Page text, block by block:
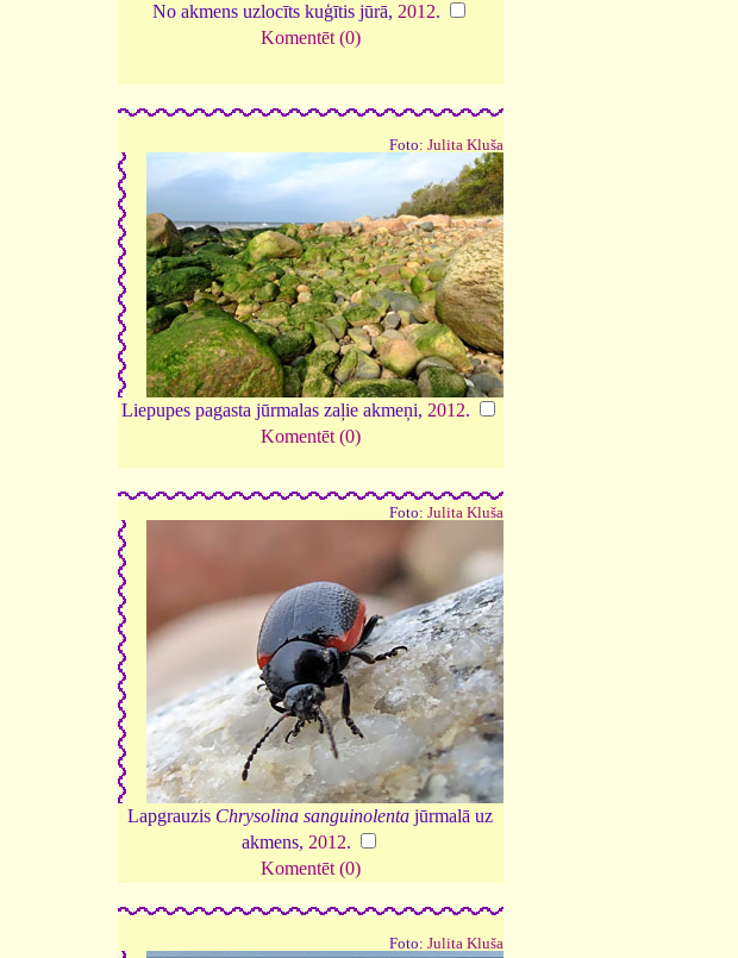
No akmens uzlocīts kuģītis jūrā, 2012.
Komentēt (0)
Foto: Julita Kluša
Liepupes pagasta jūrmalas zaļie akmeņi, 2012.
Komentēt (0)
Foto: Julita Kluša
Lapgrauzis Chrysolina sanguinolenta jūrmalā uz
akmens, 2012.
Komentēt (0)
Foto: Julita Kluša